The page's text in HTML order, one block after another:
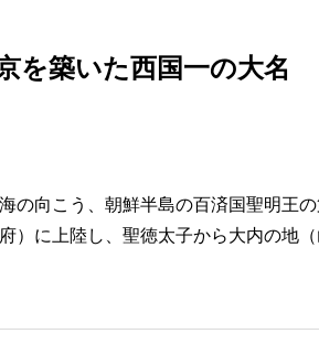
を築いた西国一の大名
の向こう、朝鮮半島の百済国聖明王
）に上陸し、聖徳太子から大内の地